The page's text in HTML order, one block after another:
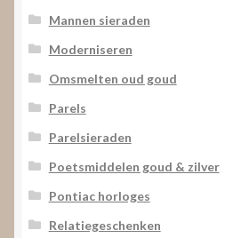
Mannen sieraden
Moderniseren
Omsmelten oud goud
Parels
Parelsieraden
Poetsmiddelen goud & zilver
Pontiac horloges
Relatiegeschenken